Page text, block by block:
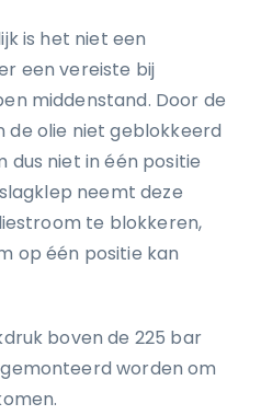
is het niet een
een vereiste bij
middenstand. Door de
de olie niet geblokkeerd
dus niet in één positie
neemt deze
te blokkeren,
op één positie kan
boven de 225 bar
worden om